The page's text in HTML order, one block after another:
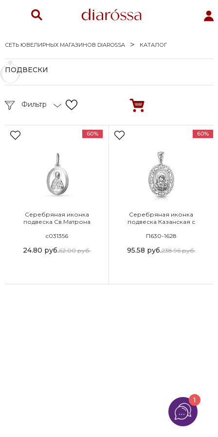
СЕТЬ ЮВЕЛИРНЫХ МАГАЗИНОВ DIAROSSA КАТАЛОГ
ПОДВЕСКИ
Фильтр
60%
Серебряная иконка
подвеска Св.Матрона
с031356
24.80 руб.62.00руб.
60%
Серебряная иконка
подвеска Казанская с
П630-1628
95.58 руб.238.96руб.
1